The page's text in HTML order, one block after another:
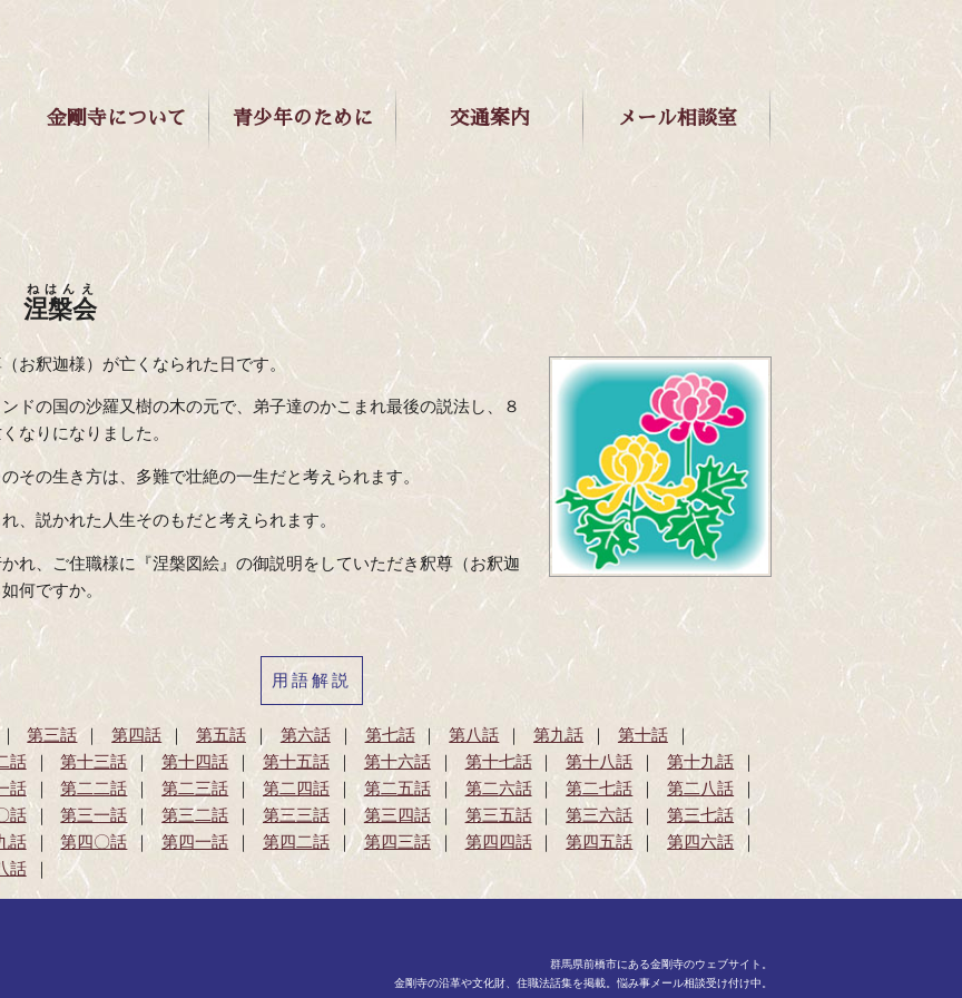
金剛寺について 青少年のために 交通案内 メ ール相談室
涅槃会
ねはんえ
お釈迦様）が亡くなられた日です。
ドの国の沙羅又樹の木の元で、弟子達のかこまれ最後の説法し、８
なりになりました。
その生き方は、多難で壮絶の一生だと考えられます。
、説かれた人生そのもだと考えられます。
れ、ご住職様に『涅槃図絵』の御説明をしていただき釈尊（お釈迦
何ですか。
用語解説
第三話 第四話 第五話 第六話 第七話 第八話 第九話
第十話
話 第十三話 第十四話 第十五話 第十六話 第十七話 第十八話
第十九話
話 第二二話 第二三話 第二四話 第二五話 第二六話 第二七話
第二八話
話 第三一話 第三二話 第三三話 第三四話 第三五話 第三六話
第三七話
話 第四〇話 第四一話 第四二話 第四三話 第四四話 第四五話
第四六話
話
群馬県前橋市にある金剛寺のウェブサイト。
金剛寺の沿革や文化財、住職法話集を掲載。悩み事メール相談受け付け中。